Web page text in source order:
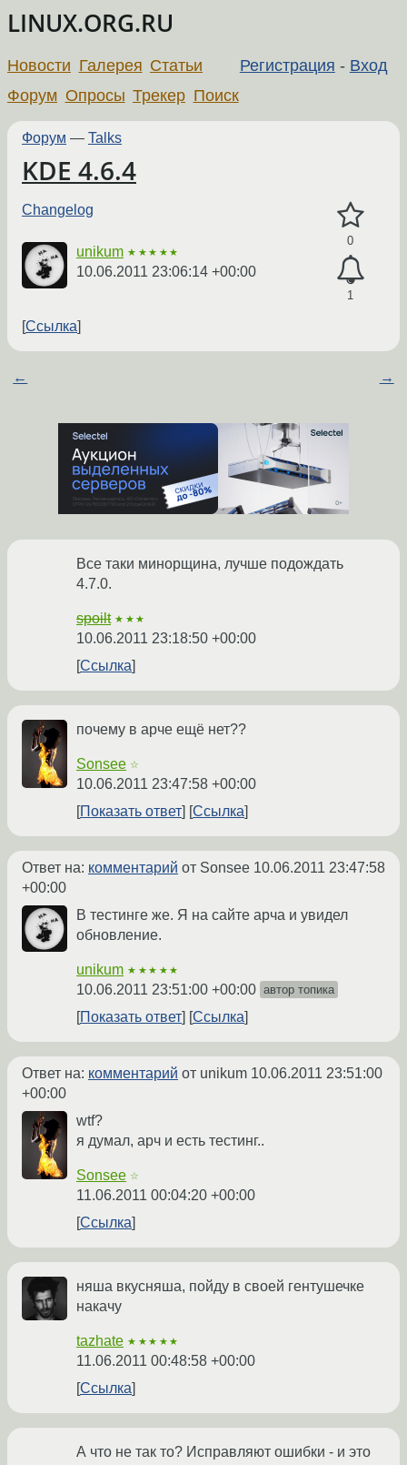
LINUX.ORG.RU
Регистрация - Вход
Новости Галерея Статьи
Форум Опросы Трекер Поиск
Форум — Talks
KDE 4.6.4
0
1
Changelog
unikum ★★★★★
10.06.2011 23:06:14 +00:00
Ссылка
← →
Все таки минорщина, лучше подождать
4.7.0.
spoilt ★★★
10.06.2011 23:18:50 +00:00
Ссылка
почему в арче ещё нет??
Sonsee ☆
10.06.2011 23:47:58 +00:00
Показать ответ
Ссылка
Ответ на: комментарий от Sonsee 10.06.2011 23:47:58
+00:00
В тестинге же. Я на сайте арча и увидел
обновление.
unikum ★★★★★
10.06.2011 23:51:00 +00:00 автор топика
Показать ответ Ссылка
Ответ на: комментарий от unikum 10.06.2011 23:51:00
+00:00
wtf?
я думал, арч и есть тестинг..
Sonsee ☆
11.06.2011 00:04:20 +00:00
Ссылка
няша вкусняша, пойду в своей гентушечке
накачу
tazhate ★★★★★
11.06.2011 00:48:58 +00:00
Ссылка
А что не так то? Исправляют ошибки - и это